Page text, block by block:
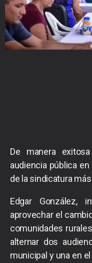
De manera
audiencia pública
de la sindicatura
Edgar González,
aprovechar el
comunidades
alternar dos
municipal y una en